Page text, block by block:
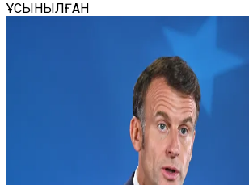
ҰСЫНЫЛҒАН